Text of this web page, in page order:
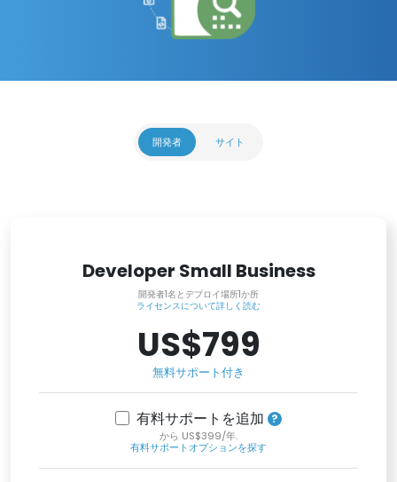
開発者 サイト
Developer Small Business
開発者1名とデプロイ場所1か所
ライセンスについて詳しく読む
US$799
無料サポート付き
有料サポートを追加
から US$399/年.
有料サポートオプションを探す